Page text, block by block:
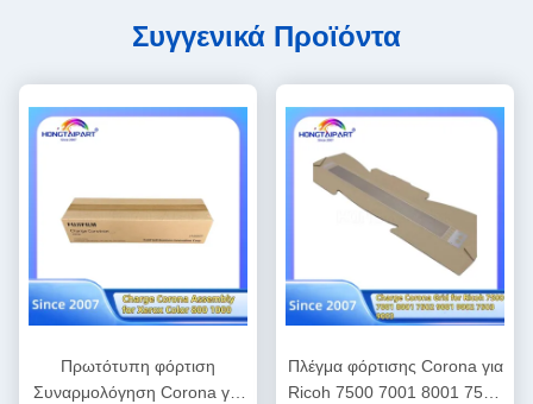
Συγγενικά Προϊόντα
Πρωτότυπη φόρτιση
Συναρμολόγηση Corona για
Πλέγμα φόρτισης Corona για
Ricoh 7500 7001 8001 7502